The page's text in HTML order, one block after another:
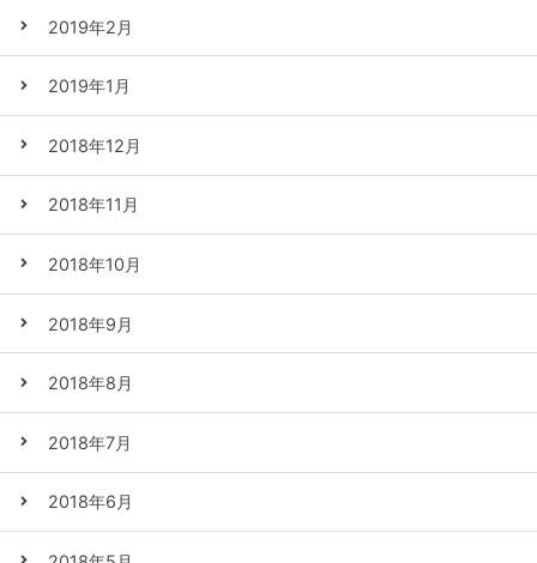
2019年2月
2019年1月
2018年12月
2018年11月
2018年10月
2018年9月
2018年8月
2018年7月
2018年6月